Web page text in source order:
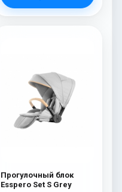
Прогулочный блок
Esspero Set S Grey